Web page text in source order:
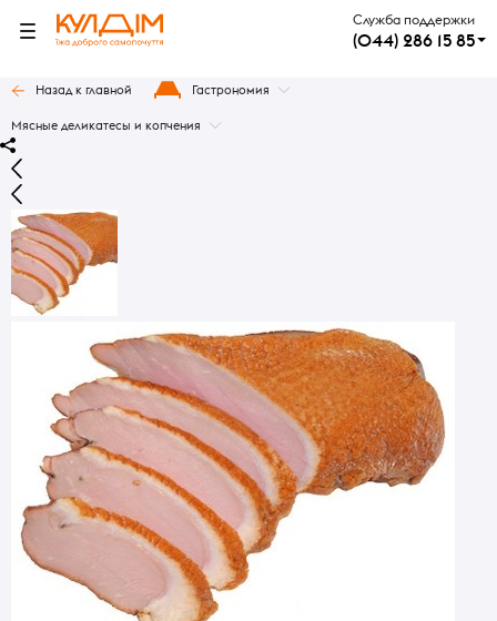
Служба поддержки
(044) 286 15 85
Назад к главной Гастрономия
Мясные деликатесы и копчения